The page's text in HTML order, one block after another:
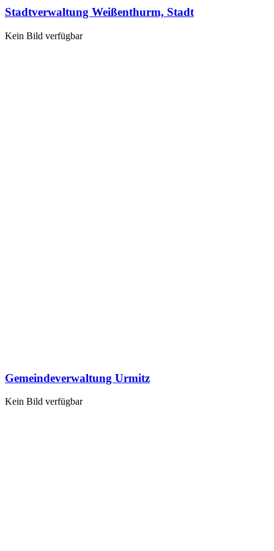
Stadtverwaltung Weißenthurm, Stadt
Kein Bild verfügbar
Gemeindeverwaltung Urmitz
Kein Bild verfügbar